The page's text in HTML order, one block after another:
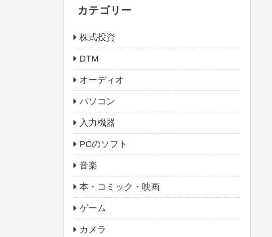
カテゴリー
株式投資
DTM
オーディオ
パソコン
入力機器
PCのソフト
音楽
本・コミック・映画
ゲーム
カメラ